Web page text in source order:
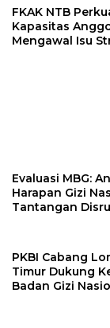
FKAK NTB
Kapasitas
Mengawal Isu
Evaluasi MBG:
Harapan Gizi
Tantangan
PKBI Cabang
Timur Dukung
Badan Gizi